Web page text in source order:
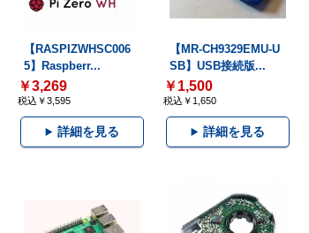
【RASPIZWHSC006
5】Raspberr...
￥3,269
税込￥3,595
詳細を見る
【MR-CH9329EMU-U
SB】USB接続版...
￥1,500
税込￥1,650
詳細を見る